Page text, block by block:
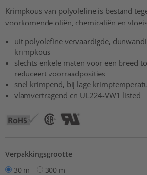
Krimpkous van polyolefine is bestand
voorkomende oliën, chemicaliën en
uit polyolefine vervaardigde,
krimpkous
slechts enkele maten voor een breed
reduceert voorraadposities
snel krimpend, bij lage
vlamvertragend en UL224-VW1 listed
Verpakkingsgrootte
30 m
300 m